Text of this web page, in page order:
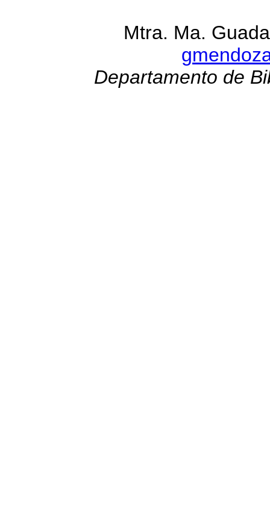
Mtra. Ma.
Departamento de